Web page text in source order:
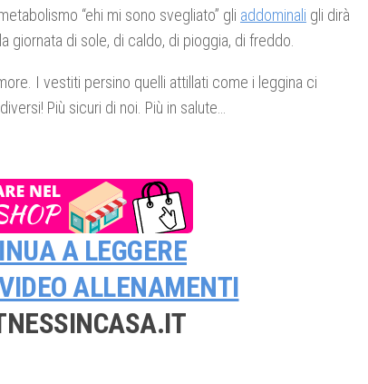
“ehi mi sono svegliato” gli addominali gli dirà
giornata di sole, di caldo, di pioggia, di freddo.
I vestiti persino quelli attillati come i leggina ci
Più sicuri di noi. Più in salute…
A LEGGERE
ALLENAMENTI